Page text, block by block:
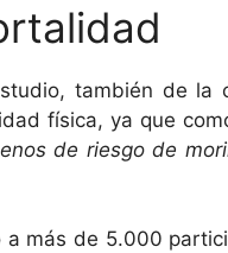
también de la
física, ya que
de riesgo de
más de 5.000